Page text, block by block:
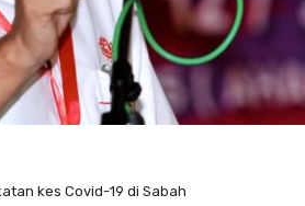
kes Covid-19 di Sabah